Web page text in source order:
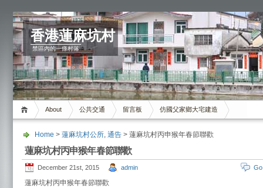
香港蓮麻坑村
禁區內的一條村落
About 公共交通 留言板 仿國父家鄉大宅建造
Home > 蓮麻坑村公所, 通告 > 蓮麻坑村丙申猴年春節聯歡
蓮麻坑村丙申猴年春節聯歡
December 21st, 2015 admin
蓮麻坑村丙申猴年春節聯歡